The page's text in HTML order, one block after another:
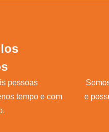
pessoas
tempo e com
e